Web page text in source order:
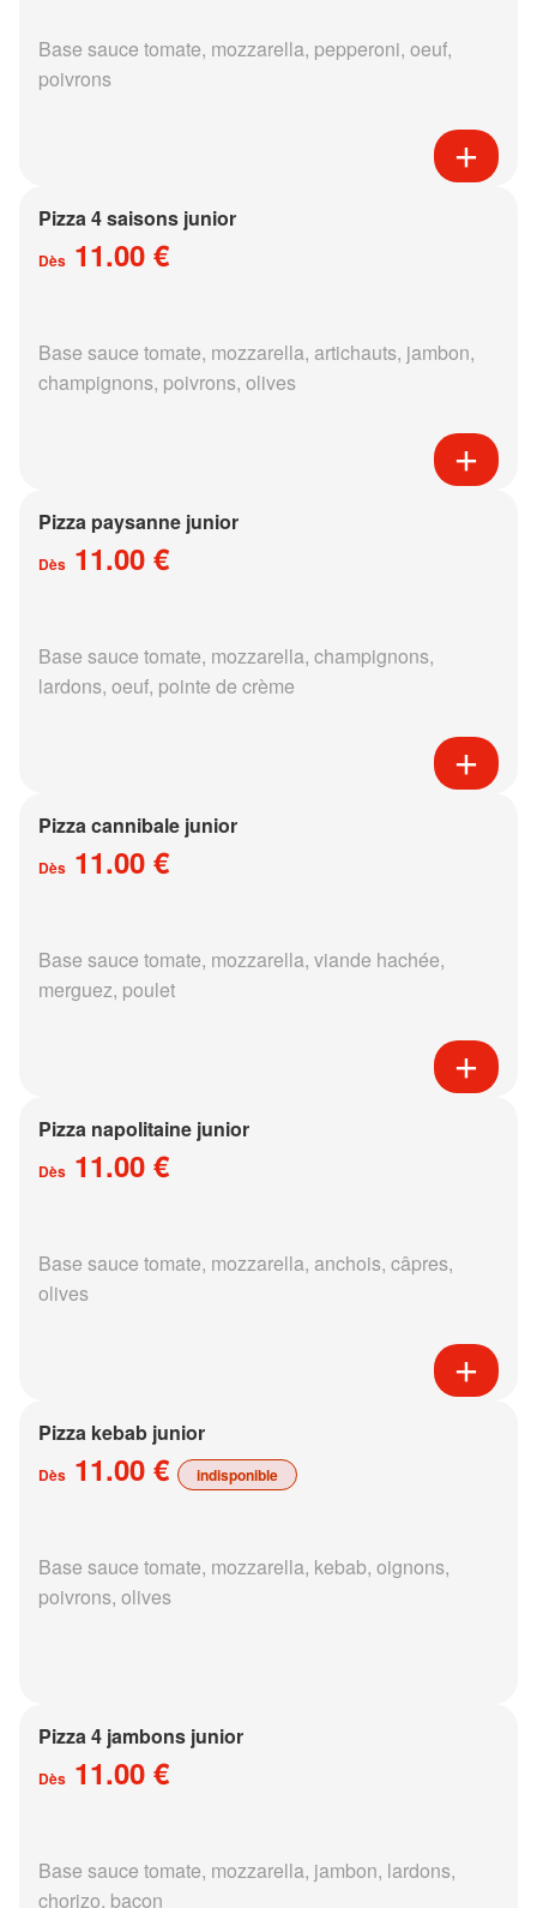
Base sauce tomate, mozzarella, pepperoni, oeuf,
poivrons
Pizza 4 saisons junior
Dès 11.00 €
Base sauce tomate, mozzarella, artichauts, jambon,
champignons, poivrons, olives
Pizza paysanne junior
Dès 11.00 €
Base sauce tomate, mozzarella, champignons,
lardons, oeuf, pointe de crème
Pizza cannibale junior
Dès 11.00 €
Base sauce tomate, mozzarella, viande hachée,
merguez, poulet
Pizza napolitaine junior
Dès 11.00 €
Base sauce tomate, mozzarella, anchois, câpres,
olives
Pizza kebab junior
Dès 11.00 € indisponible
Base sauce tomate, mozzarella, kebab, oignons,
poivrons, olives
Pizza 4 jambons junior
Dès 11.00 €
Base sauce tomate, mozzarella, jambon, lardons,
chorizo, bacon